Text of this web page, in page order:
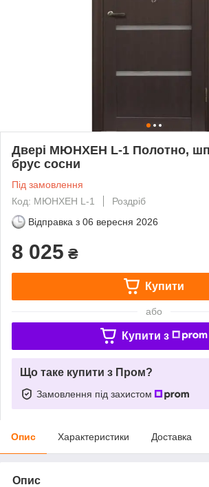
Двері МЮНХЕН L-1 Полотно,
брус сосни
Під замовлення
Код: МЮНХЕН L-1
Роздріб
Відправка з 06 вересня 2026
8 025 ₴
Купити
або
Купити з
Що таке купити з Пром?
Замовлення під захистом
Опис Характеристики Доставка
Опис